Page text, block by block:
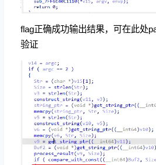
flag正确成功输出结果，可在此处
验证